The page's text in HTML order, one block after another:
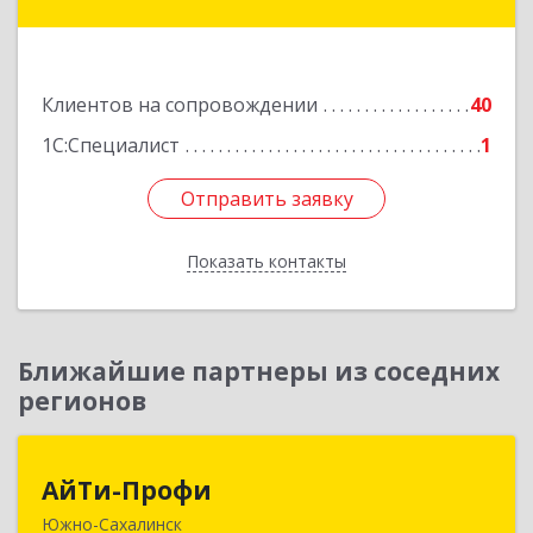
Клиентов на сопровождении
40
1С:Специалист
1
Отправить заявку
Показать контакты
Отправить заявку
Назад
Ближайшие партнеры из соседних
регионов
АйТи-Профи
Южно-Сахалинск